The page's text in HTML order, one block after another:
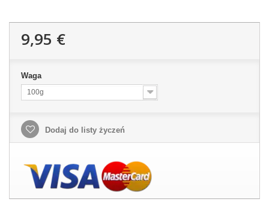
9,95 €
Waga
100g
Dodaj do listy życzeń